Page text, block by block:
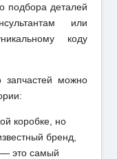
подбора деталей
или
коду
запчастей можно
коробке, но
бренд,
— это самый